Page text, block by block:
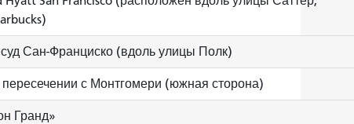
Сан-Франциско (вдоль улицы Полк)
с Монтгомери (южная сторона)
Гранд»